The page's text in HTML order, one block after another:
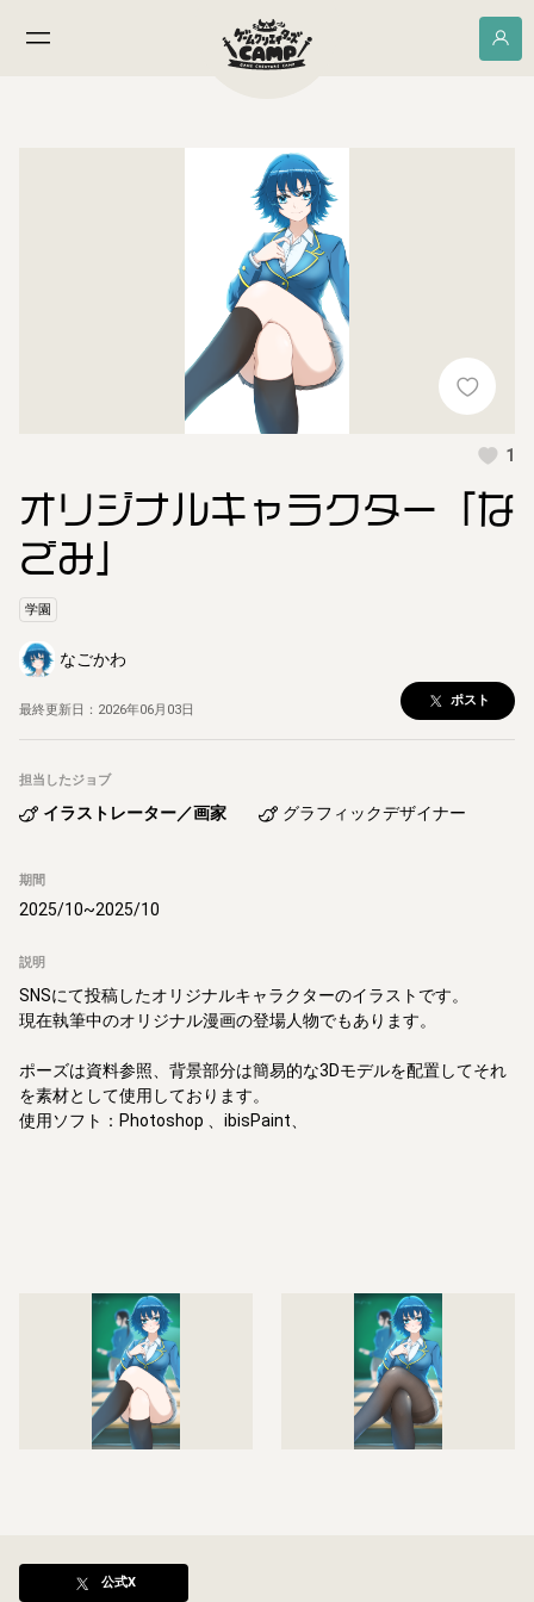
1
オリジナルキャラクター「な
ごみ」
学園
なごかわ
最終更新日： 2026年06月03日
ポスト
担当したジョブ
イラストレーター／画家 グラフィックデザイナー
期間
2025/10~2025/10
説明
SNSにて投稿したオリジナルキャラクターのイラストです。
現在執筆中のオリジナル漫画の登場人物でもあります。
ポーズは資料参照、背景部分は簡易的な3Dモデルを配置してそれ
を素材として使用しております。
使用ソフト：Photoshop 、ibisPaint、
公式X